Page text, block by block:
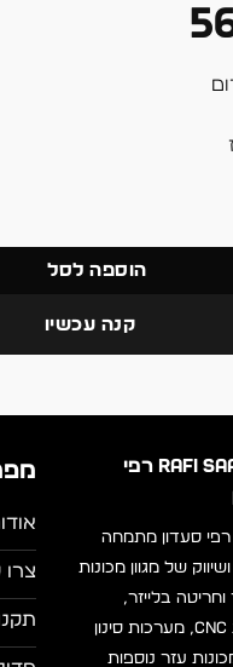
אדום
הוספה לסל
קנה עכשיו
RAFI SAADON רפי
סעדון מתמחה
של מגוון מכונות
וחריטה בלייזר,
מכונות CNC, מערכות סינון
עזר נוספות